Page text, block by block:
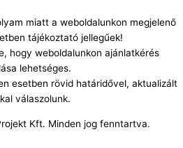
miatt a weboldalunkon megjelenő
tájékoztató jellegűek!
hogy weboldalunkon ajánlatkérés
lehetséges.
esetben rövid határidővel, aktualizált
válaszolunk.
Kft. Minden jog fenntartva.